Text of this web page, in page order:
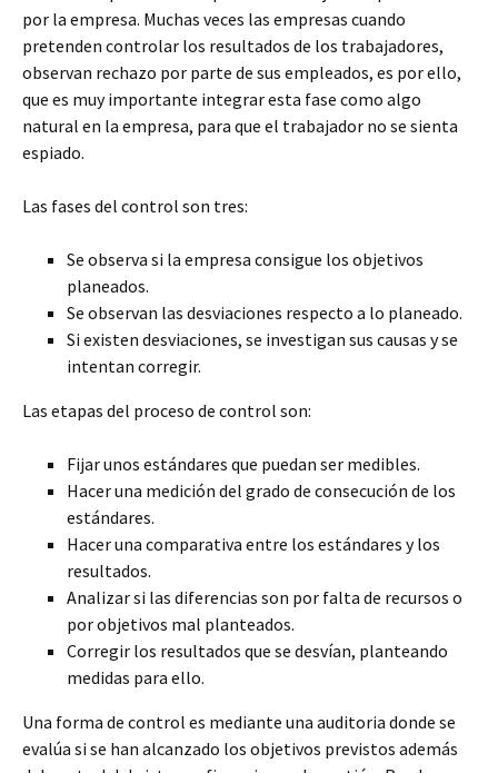
por la empresa. Muchas veces las empresas cuando
pretenden controlar los resultados de los trabajadores,
observan rechazo por parte de sus empleados, es por ello,
que es muy importante integrar esta fase como algo
natural en la empresa, para que el trabajador no se sienta
espiado.
Las fases del control son tres:
Se observa si la empresa consigue los objetivos
planeados.
Se observan las desviaciones respecto a lo planeado.
Si existen desviaciones, se investigan sus causas y se
intentan corregir.
Las etapas del proceso de control son:
Fijar unos estándares que puedan ser medibles.
Hacer una medición del grado de consecución de los
estándares.
Hacer una comparativa entre los estándares y los
resultados.
Analizar si las diferencias son por falta de recursos o
por objetivos mal planteados.
Corregir los resultados que se desvían, planteando
medidas para ello.
Una forma de control es mediante una auditoria donde se
evalúa si se han alcanzado los objetivos previstos además